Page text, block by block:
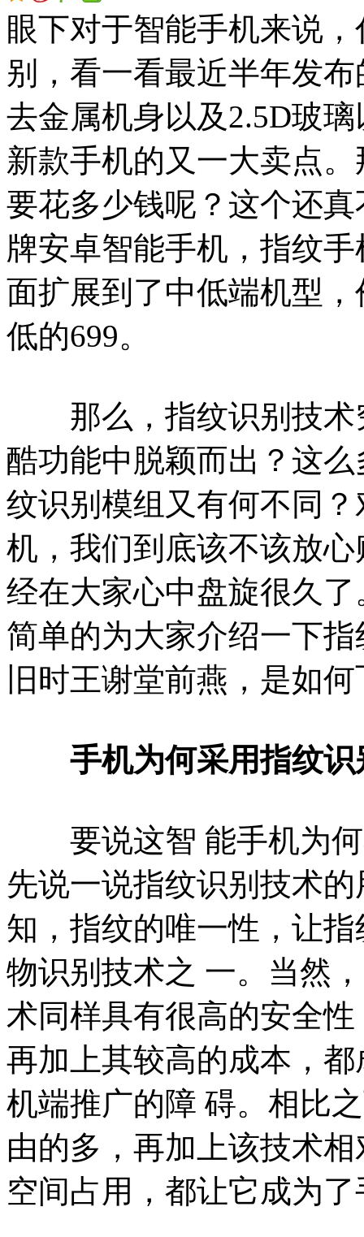
眼下对于智能手机来说
别，看一看最近半年发
去金属机身以及2.5D玻
新款手机的又一大卖点
要花多少钱呢？这个还
牌安卓智能手机，指纹
面扩展到了中低端机型
低的699。
那么，指纹识别技术
酷功能中脱颖而出？这
纹识别模组又有何不同
机，我们到底该不该放
经在大家心中盘旋很久
简单的为大家介绍一下
旧时王谢堂前燕，是如
手机为何采用指纹识
要说这智 能手机为何
先说一说指纹识别技术
知，指纹的唯一性，让
物识别技术之 一。当然
术同样具有很高的安全
再加上其较高的成本，
机端推广的障 碍。相比
由的多，再加上该技术
空间占用，都让它成为